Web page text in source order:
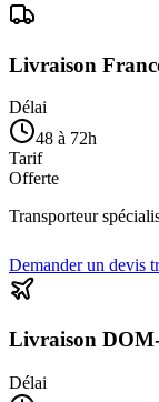
Livraison
Délai
48 à 72h
Tarif
Offerte
Transporteur
Demander un devis
Livraison
Délai